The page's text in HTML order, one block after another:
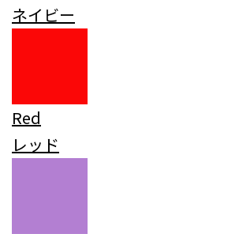
ネイビー
Red
レッド